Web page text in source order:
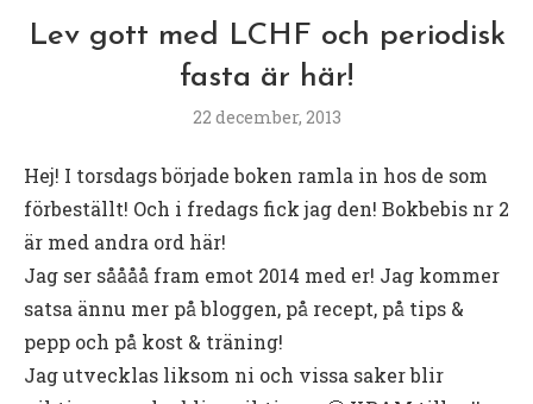
Lev gott med LCHF och periodisk
fasta är här!
22 december, 2013
Hej! I torsdags började boken ramla in hos de som
förbeställt! Och i fredags fick jag den! Bokbebis nr 2
är med andra ord här!
Jag ser såååå fram emot 2014 med er! Jag kommer
satsa ännu mer på bloggen, på recept, på tips &
pepp och på kost & träning!
Jag utvecklas liksom ni och vissa saker blir